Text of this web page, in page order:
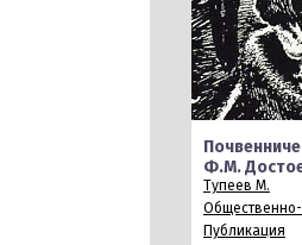
Ф.М.
Тупеев М.
Общественно-
Публикация